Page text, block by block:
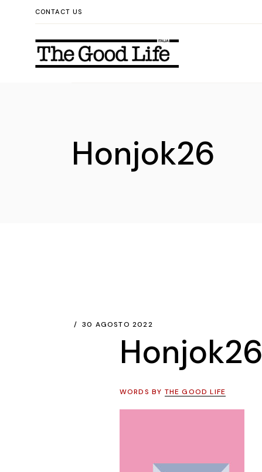
content
CONTACT US
Honjok26
30 AGOSTO 2022
Honjok26
WORDS BY THE GOOD LIFE